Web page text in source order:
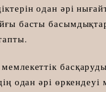
одан әрі
басты
одан әрі өркендеуі